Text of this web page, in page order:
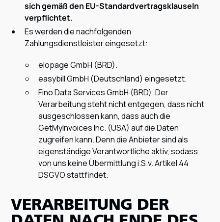
sich gemäß den EU-Standardvertragsklauseln
verpflichtet.
Es werden die nachfolgenden
Zahlungsdienstleister eingesetzt:
elopage GmbH (BRD).
easybill GmbH (Deutschland) eingesetzt.
Fino Data Services GmbH (BRD). Der
Verarbeitung steht nicht entgegen, dass nicht
ausgeschlossen kann, dass auch die
GetMyInvoices Inc. (USA) auf die Daten
zugreifen kann. Denn die Anbieter sind als
eigenständige Verantwortliche aktiv, sodass
von uns keine Übermittlung i.S.v. Artikel 44
DSGVO stattfindet.
VERARBEITUNG DER